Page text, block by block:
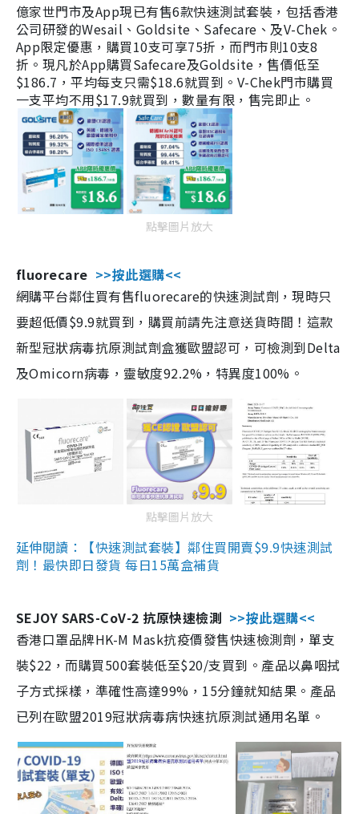
億家世門市及App現已有售6款快速測試套裝，包括香港
公司研發的Wesail、Goldsite、Safecare、及V-Chek。
App限定優惠，購買10支可享75折，而門市則10支8
折。現凡於App購買Safecare及Goldsite，售價低至
$186.7，平均每支只需$18.6就買到。V-Chek門市購買
一支平均不用$17.9就買到，數量有限，售完即止。
點擊圖片放大
fluorecare >>按此選購<<
網購平台鄰住買有售fluorecare的快速測試劑，現時只
要超低價$9.9就買到，購買前請先注意送貨時間！這款
新型冠狀病毒抗原測試劑盒獲歐盟認可，可檢測到Delta
及Omicorn病毒，靈敏度92.2%，特異度100%。
點擊圖片放大
延伸閱讀：【快速測試套裝】鄰住買開賣$9.9快速測試
劑！最快即日發貨 每日15萬盒補貨
SEJOY SARS-CoV-2 抗原快速檢測 >>按此選購<<
香港口罩品牌HK-M Mask抗疫價發售快速檢測劑，單支
裝$22，而購買500套裝低至$20/支買到。產品以鼻咽拭
子方式採樣，準確性高達99%，15分鐘就知結果。產品
已列在歐盟2019冠狀病毒病快速抗原測試通用名單。